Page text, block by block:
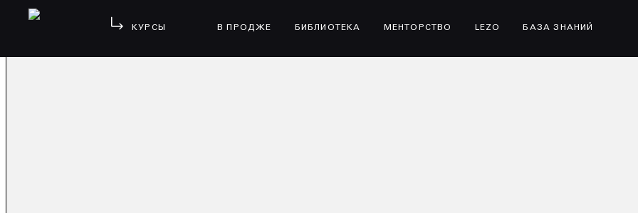
КУРСЫ В ПРОДЖЕ БИБЛИОТЕКА МЕНТОРСТВО LEZO БАЗА ЗНАНИЙ